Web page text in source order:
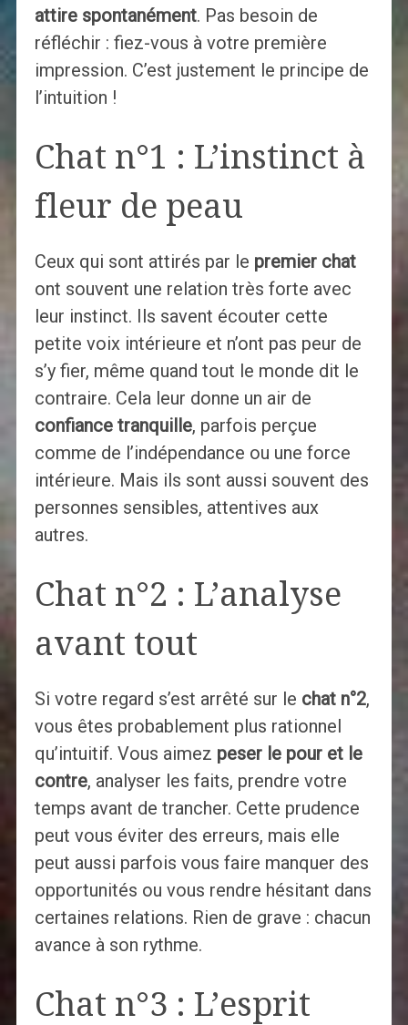
attire spontanément. Pas besoin de
réfléchir : fiez-vous à votre première
impression. C’est justement le principe de
l’intuition !
Chat n°1 : L’instinct à
fleur de peau
Ceux qui sont attirés par le premier chat
ont souvent une relation très forte avec
leur instinct. Ils savent écouter cette
petite voix intérieure et n’ont pas peur de
s’y fier, même quand tout le monde dit le
contraire. Cela leur donne un air de
confiance tranquille, parfois perçue
comme de l’indépendance ou une force
intérieure. Mais ils sont aussi souvent des
personnes sensibles, attentives aux
autres.
Chat n°2 : L’analyse
avant tout
Si votre regard s’est arrêté sur le chat n°2,
vous êtes probablement plus rationnel
qu’intuitif. Vous aimez peser le pour et le
contre, analyser les faits, prendre votre
temps avant de trancher. Cette prudence
peut vous éviter des erreurs, mais elle
peut aussi parfois vous faire manquer des
opportunités ou vous rendre hésitant dans
certaines relations. Rien de grave : chacun
avance à son rythme.
Chat n°3 : L’esprit